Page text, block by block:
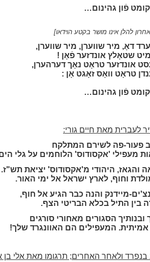
פֿון גהינום…
להלן אינו מושר בקטע הוידאו]
דאָ, מיר שווערן, מיר שווערן,
שטאָלץ אונדזער פֿאָן !
אונדזער טראָט נאָך דערהערן,
טראָט וואָס זאָגט אָן :
פֿון גהינום…
לעברית מאת חיים גורי:
פעור-פה לשירם המתלקח
מעפילי 'אקסודוס' הלוחמים על גלי
והגאז, היהודי מ'אקסודוס' יציאת תש"ז.
וחוף, לארץ ישראל אל ימי האור.
מיידנק והנה כבר הגיע אל חוף,
בין התיל בכלא הבריטי הצף.
הסגורים מאחורי סורגים
אמיתית. המעפילים הם האוונגרד שלך!
ולאחר האחרים; תרגומו מאת אלי בן